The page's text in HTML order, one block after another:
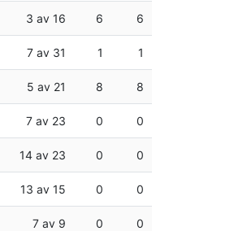
3 av 16 6 6
7 av 31 1 1
5 av 21 8 8
7 av 23 0 0
14 av 23 0 0
13 av 15 0 0
7 av 9 0 0